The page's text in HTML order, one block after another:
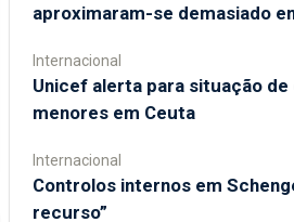
aproximaram-se demasiado
Internacional
Unicef alerta para situação de
menores em Ceuta
Internacional
Controlos internos em
recurso”